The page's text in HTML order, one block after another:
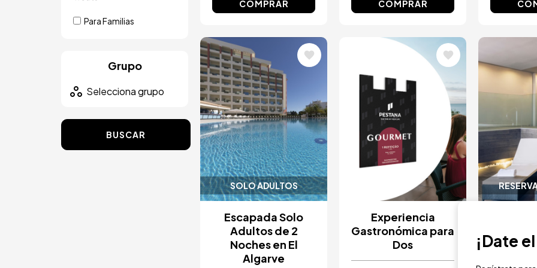
Para Familias
Grupo
BUSCAR
COMPRAR COMPRAR
SOLO ADULTOS
Image
Escapada Solo
Adultos de 2
Noches en El
Algarve
Experiencia
Gastronómica para
Dos
Image
¡Date